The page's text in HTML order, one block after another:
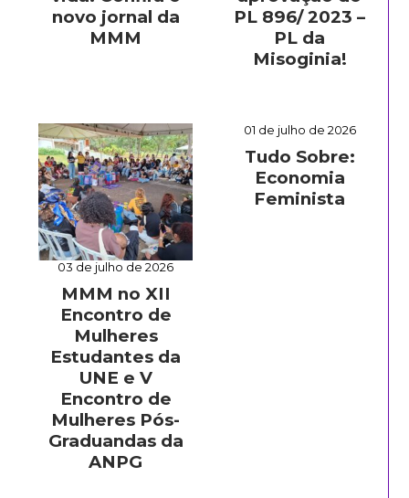
novo jornal da
MMM
PL 896/ 2023 –
PL da
Misoginia!
03 de julho de 2026
MMM no XII
Encontro de
Mulheres
Estudantes da
UNE e V
Encontro de
Mulheres Pós-
Graduandas da
ANPG
01 de julho de 2026
Tudo Sobre:
Economia
Feminista